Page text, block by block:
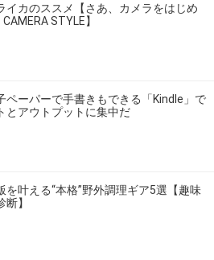
イカのススメ【さあ、カメラをはじめ
STYLE】
ペーパーで手書きもできる「Kindle」で
とアウトプットに集中だ
を叶える“本格”野外調理ギア5選【趣味
】